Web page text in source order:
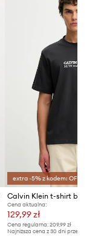
extra -5% z kodem: OFF*
Calvin Klein t-shirt
Cena aktualna:
129,99 zł
Cena regularna: 209,99 zł
Najniższa cena z 30 dni przed obniżką: